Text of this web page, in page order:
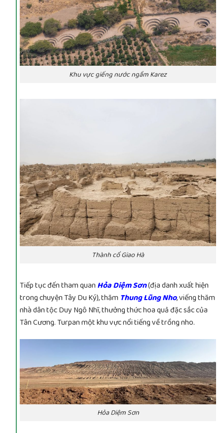
Khu vực giếng nước ngầm Karez
Thành cổ Giao Hà
Tiếp tục đến tham quanHỏa Diệm Sơn(địa danh xuất hiện
trong chuyện Tây Du Ký), thăm Thung Lũng Nho, viếng thăm
nhà dân tộc Duy Ngô Nhĩ, thưởng thức hoa quả đặc sắc của
Tân Cương. Turpan một khu vực nổi tiếng về trồng nho.
Hỏa Diệm Sơn